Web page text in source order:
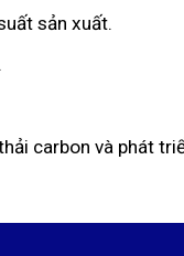
sản xuất.
carbon và phát